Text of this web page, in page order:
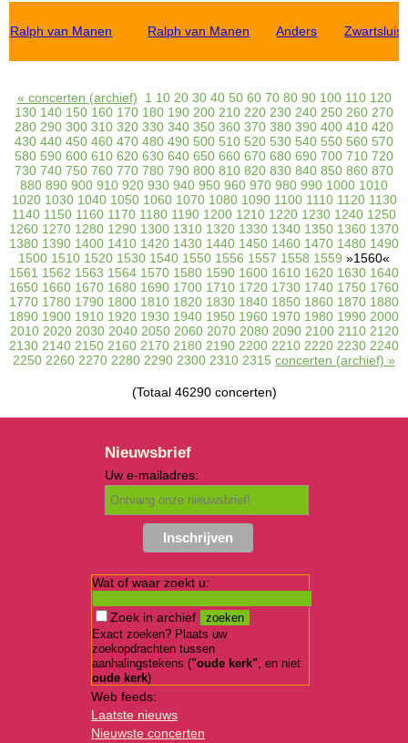
Ralph van Manen Ralph van Manen Anders Zwartsluis
« concerten (archief) 1 10 20 30 40 50 60 70 80 90 100 110 120
130 140 150 160 170 180 190 200 210 220 230 240 250 260 270
280 290 300 310 320 330 340 350 360 370 380 390 400 410 420
430 440 450 460 470 480 490 500 510 520 530 540 550 560 570
580 590 600 610 620 630 640 650 660 670 680 690 700 710 720
730 740 750 760 770 780 790 800 810 820 830 840 850 860 870
880 890 900 910 920 930 940 950 960 970 980 990 1000 1010
1020 1030 1040 1050 1060 1070 1080 1090 1100 1110 1120 1130
1140 1150 1160 1170 1180 1190 1200 1210 1220 1230 1240 1250
1260 1270 1280 1290 1300 1310 1320 1330 1340 1350 1360 1370
1380 1390 1400 1410 1420 1430 1440 1450 1460 1470 1480 1490
1500 1510 1520 1530 1540 1550 1556 1557 1558 1559 »1560«
1561 1562 1563 1564 1570 1580 1590 1600 1610 1620 1630 1640
1650 1660 1670 1680 1690 1700 1710 1720 1730 1740 1750 1760
1770 1780 1790 1800 1810 1820 1830 1840 1850 1860 1870 1880
1890 1900 1910 1920 1930 1940 1950 1960 1970 1980 1990 2000
2010 2020 2030 2040 2050 2060 2070 2080 2090 2100 2110 2120
2130 2140 2150 2160 2170 2180 2190 2200 2210 2220 2230 2240
2250 2260 2270 2280 2290 2300 2310 2315 concerten (archief) »
(Totaal 46290 concerten)
Nieuwsbrief
Uw e-mailadres:
Wat of waar zoekt u:
Zoek in archief
Exact zoeken? Plaats uw
zoekopdrachten tussen
aanhalingstekens ("oude kerk", en niet
oude kerk)
Web feeds:
Laatste nieuws
Nieuwste concerten